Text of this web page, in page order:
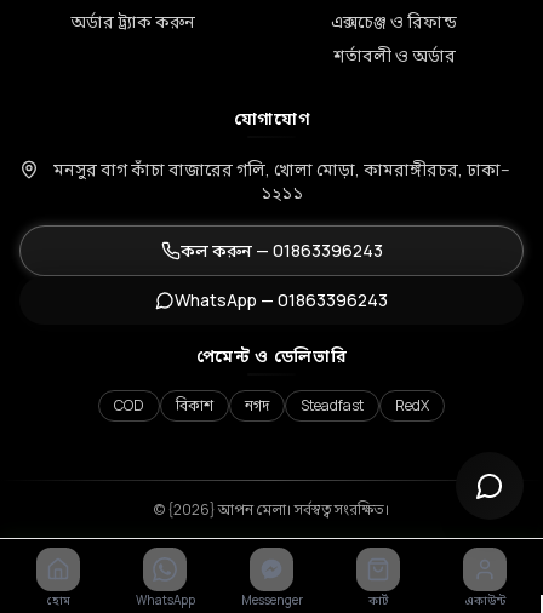
অর্ডার ট্র্যাক করুন
এক্সচেঞ্জ ও রিফান্ড
শর্তাবলী ও অর্ডার
যোগাযোগ
মনসুর বাগ কাঁচা বাজারের গলি, খোলা মোড়া, কামরাঙ্গীরচর, ঢাকা–
১২১১
কল করুন — 01863396243
WhatsApp — 01863396243
পেমেন্ট ও ডেলিভারি
COD বিকাশ নগদ Steadfast RedX
© {2026} আপন মেলা। সর্বস্বত্ব সংরক্ষিত।
হোম WhatsApp Messenger কার্ট একাউন্ট